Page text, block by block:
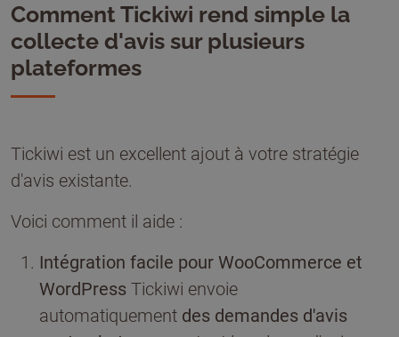
Comment Tickiwi rend simple la
collecte d'avis sur plusieurs
plateformes
Tickiwi est un excellent ajout à votre stratégie
d'avis existante.
Voici comment il aide :
Intégration facile pour WooCommerce et
WordPress Tickiwi envoie
automatiquement des demandes d'avis